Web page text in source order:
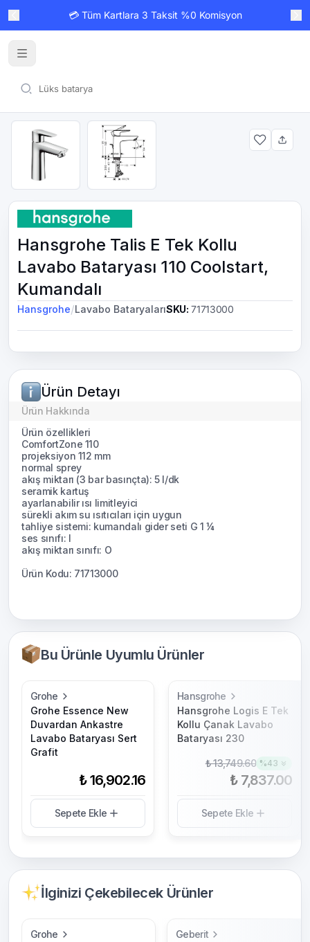
💳 Tüm Kartlara 3 Taksit %0 Komisyon
Hansgrohe Talis E Tek Kollu
Lavabo Bataryası 110 Coolstart,
Kumandalı
Hansgrohe/Lavabo BataryalarıSKU: 71713000
Bu Ürünle Uyumlu Ürünler
Grohe
Grohe Essence New
Duvardan Ankastre
Lavabo Bataryası Sert
Grafit
₺ 16,902.16
Sepete Ekle
Hansgrohe
Hansgrohe Logis E Tek
Kollu Çanak Lavabo
Bataryası 230
₺ 13,749.60 %43
₺ 7,837.00
Sepete Ekle
İlginizi Çekebilecek Ürünler
Grohe
Geberit
Ürün Detayı
Ürün Hakkında
Ürün özellikleri
ComfortZone 110
projeksiyon 112 mm
normal sprey
akış miktarı (3 bar basınçta): 5 l/dk
seramik kartuş
ayarlanabilir ısı limitleyici
sürekli akım su ısıtıcıları için uygun
tahliye sistemi: kumandalı gider seti G 1 ¼
ses sınıfı: I
akış miktarı sınıfı: O
Ürün Kodu: 71713000